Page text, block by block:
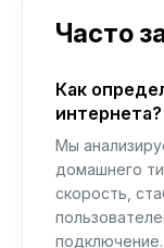
Часто
Как
интернета?
Мы
домашнего
скорость,
подключение.